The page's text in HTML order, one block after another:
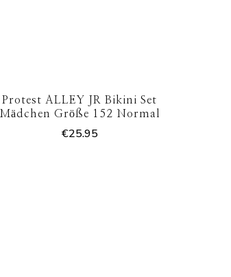
Protest ALLEY JR Bikini Set
Mädchen Größe 152 Normal
€25.95